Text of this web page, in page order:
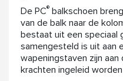
De PC® balkschoen
van de balk naar de
bestaat uit een speciaal
samengesteld is uit aan
wapeningstaven zijn
krachten ingeleid